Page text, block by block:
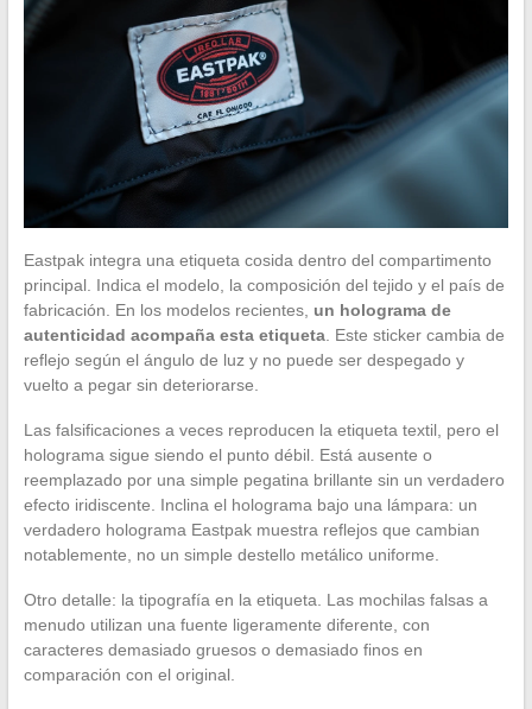
Eastpak integra una etiqueta cosida dentro del compartimento
principal. Indica el modelo, la composición del tejido y el país de
fabricación. En los modelos recientes, un holograma de
autenticidad acompaña esta etiqueta. Este sticker cambia de
reflejo según el ángulo de luz y no puede ser despegado y
vuelto a pegar sin deteriorarse.
Las falsificaciones a veces reproducen la etiqueta textil, pero el
holograma sigue siendo el punto débil. Está ausente o
reemplazado por una simple pegatina brillante sin un verdadero
efecto iridiscente. Inclina el holograma bajo una lámpara: un
verdadero holograma Eastpak muestra reflejos que cambian
notablemente, no un simple destello metálico uniforme.
Otro detalle: la tipografía en la etiqueta. Las mochilas falsas a
menudo utilizan una fuente ligeramente diferente, con
caracteres demasiado gruesos o demasiado finos en
comparación con el original.